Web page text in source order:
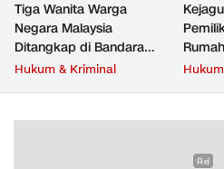
Tiga Wanita Warga
Negara Malaysia
Ditangkap di Bandara
Soetta, Bawa Beragam
Hukum & Kriminal
Febrie